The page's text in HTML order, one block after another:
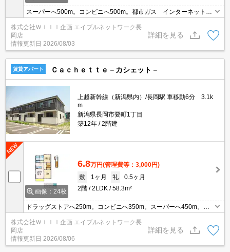
スーパーへ500m。コンビニへ500m。都市ガス インターネット無
料（回線工事後利用可） 駐車場１台付 エアコン付 追い焚き機
能 浴室乾燥機 独立洗面台
株式会社Ｗｉｌｌ企画 エイブルネットワーク長
岡店
情報更新日 2026/08/03
詳細を見る
賃貸アパート Ｃａｃｈｅｔｔｅ－カシェット－
上越新幹線（新潟県内）/長岡駅 車移動6分 3.1k
m
新潟県長岡市要町1丁目
築12年
2階建
画像：24枚
6.8万円(管理費等：3,000円)
敷
1ヶ月 礼
0.5ヶ月
2階
2LDK 58.3m²
ドラッグストアへ250m。コンビニへ350m。スーパーへ450m。最
上階 角部屋 システムキッチン IHクッキングヒーター 追い焚
き機能 浴室乾燥機 エアコン2台付き 都市ガス。
株式会社Ｗｉｌｌ企画 エイブルネットワーク長
岡店
情報更新日 2026/08/06
詳細を見る